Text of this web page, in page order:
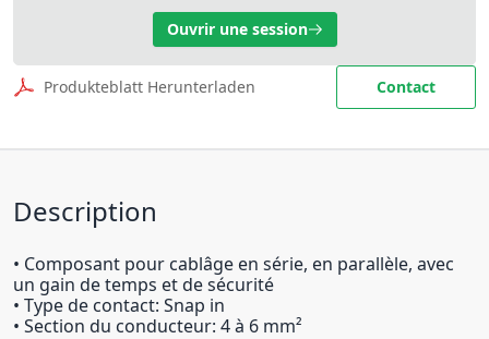
Ouvrir une session
Produkteblatt Herunterladen Contact
Description
• Composant pour cablâge en série, en parallèle, avec
un gain de temps et de sécurité
• Type de contact: Snap in
• Section du conducteur: 4 à 6 mm²